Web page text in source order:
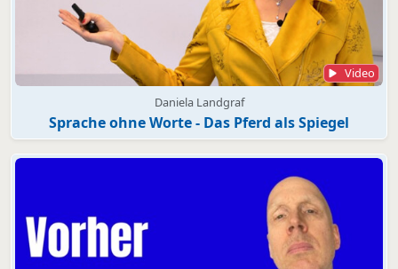
Video
Daniela Landgraf
Sprache ohne Worte - Das Pferd als Spiegel